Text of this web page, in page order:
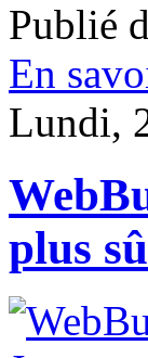
Publié
En
Lundi,
plus